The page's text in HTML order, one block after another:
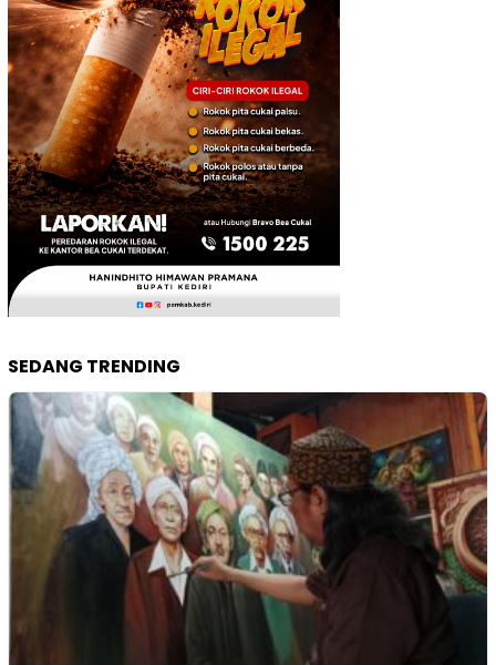
SEDANG TRENDING